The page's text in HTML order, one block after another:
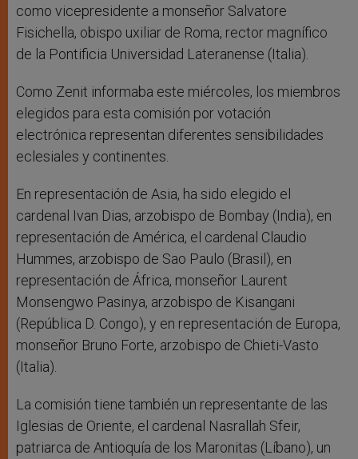
como vicepresidente a monseñor Salvatore
Fisichella, obispo uxiliar de Roma, rector magnífico
de la Pontificia Universidad Lateranense (Italia).
Como Zenit informaba este miércoles, los miembros
elegidos para esta comisión por votación
electrónica representan diferentes sensibilidades
eclesiales y continentes.
En representación de Asia, ha sido elegido el
cardenal Ivan Dias, arzobispo de Bombay (India), en
representación de América, el cardenal Claudio
Hummes, arzobispo de Sao Paulo (Brasil), en
representación de África, monseñor Laurent
Monsengwo Pasinya, arzobispo de Kisangani
(República D. Congo), y en representación de Europa,
monseñor Bruno Forte, arzobispo de Chieti-Vasto
(Italia).
La comisión tiene también un representante de las
Iglesias de Oriente, el cardenal Nasrallah Sfeir,
patriarca de Antioquía de los Maronitas (Líbano), un